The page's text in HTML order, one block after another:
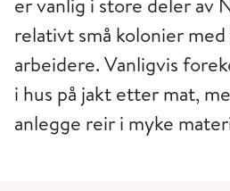
relativt små kolonier
arbeidere. Vanligvis
i hus på jakt etter mat,
anlegge reir i myke